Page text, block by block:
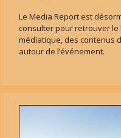
Le Media Report est
consulter pour retrouver
médiatique, des contenus
autour de l’événement.